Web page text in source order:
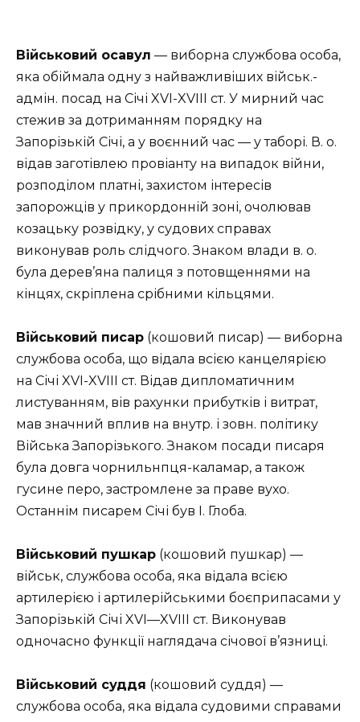
Військовий осавул — виборна службова особа,
яка обіймала одну з найважливіших військ.-
адмін. посад на Січі XVI-XVІІІ ст. У мирний час
стежив за дотриманням порядку на
Запорізькій Січі, а у воєнний час — у таборі. В. о.
відав заготівлею провіанту на випадок війни,
розподілом платні, захистом інтересів
запорожців у прикордонній зоні, очолював
козацьку розвідку, у судових справах
виконував роль слідчого. Знаком влади в. о.
була дерев’яна палиця з потовщеннями на
кінцях, скріплена срібними кільцями.
Військовий писар (кошовий писар) — виборна
службова особа, що відала всією канцелярією
на Січі XVI-XVIII ст. Відав дипломатичним
листуванням, вів рахунки прибутків і витрат,
мав значний вплив на внутр. і зовн. політику
Війська Запорізького. Знаком посади писаря
була довга чорнильнпця-каламар, а також
гусине перо, застромлене за праве вухо.
Останнім писарем Січі був І. Глоба.
Військовий пушкар (кошовий пушкар) —
військ, службова особа, яка відала всією
артилерією і артилерійськими боєприпасами у
Запорізькій Січі XVI—XVIII ст. Виконував
одночасно функції наглядача січової в’язниці.
Військовий суддя (кошовий суддя) —
службова особа, яка відала судовими справами